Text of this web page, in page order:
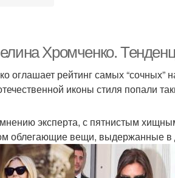
Хромченко.
оглашает рейтинг самых “сочных”
иконы стиля попали
эксперта, с пятнистым
облегающие вещи, выдержанные в